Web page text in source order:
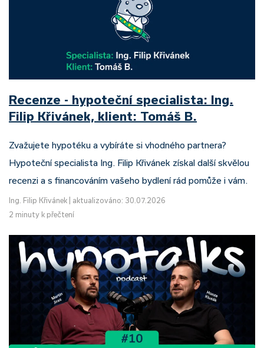
Recenze - hypoteční specialista: Ing.
Filip Křivánek, klient: Tomáš B.
Zvažujete hypotéku a vybíráte si vhodného partnera?
Hypoteční specialista Ing. Filip Křivánek získal další skvělou
recenzi a s financováním vašeho bydlení rád pomůže i vám.
Ing. Filip Křivánek
aktualizováno: 30.07.2026
2 minuty k přečtení